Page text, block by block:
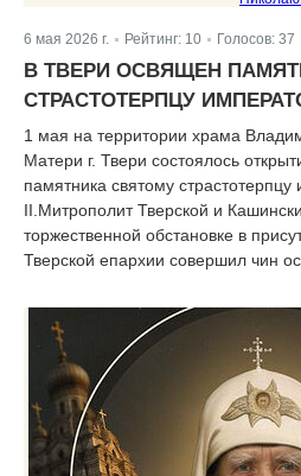
6 мая 2026 г. | Рейтинг: 10 Голосов: 37
В ТВЕРИ ОСВЯЩЕН
СТРАСТОТЕРПЦУ
1 мая на территории храма
Матери г. Твери состоялось
памятника святому
II.Митрополит Тверской и
торжественной обстановке в
Тверской епархии совершил чин